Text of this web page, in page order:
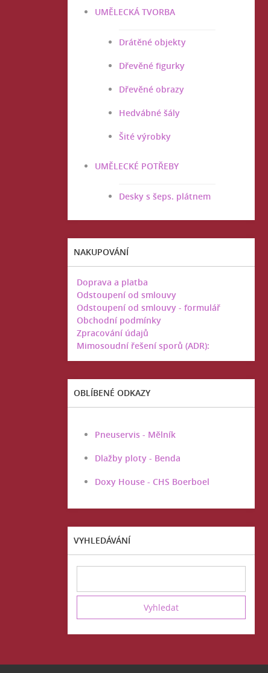
UMĚLECKÁ TVORBA
Drátěné objekty
Dřevěné figurky
Dřevěné obrazy
Hedvábné šály
Šité výrobky
UMĚLECKÉ POTŘEBY
Desky s šeps. plátnem
NAKUPOVÁNÍ
Doprava a platba
Odstoupení od smlouvy
Odstoupení od smlouvy - formulář
Obchodní podmínky
Zpracování údajů
Mimosoudní řešení sporů (ADR):
OBLÍBENÉ ODKAZY
Pneuservis - Mělník
Dlažby ploty - Benda
Doxy House - CHS Boerboel
VYHLEDÁVÁNÍ